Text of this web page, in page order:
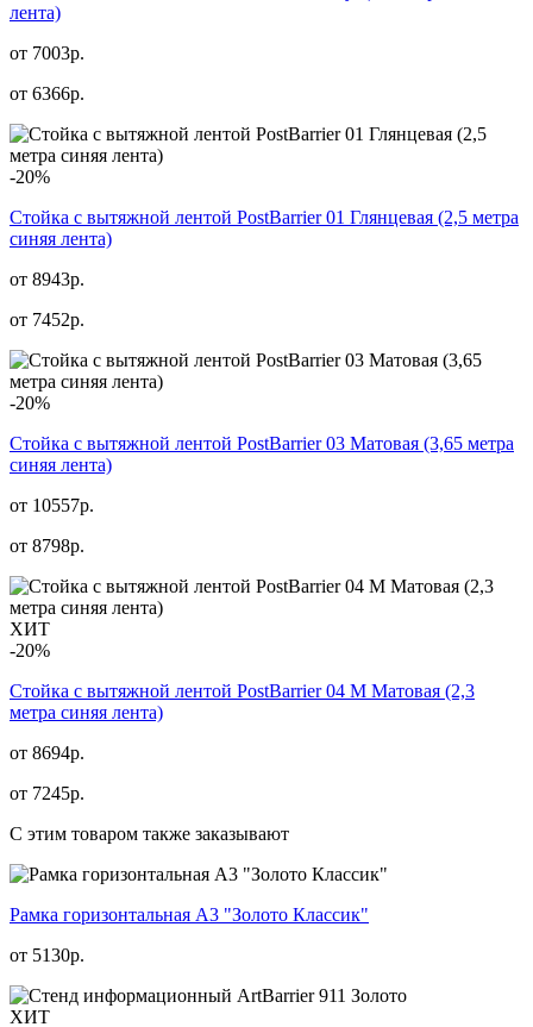
лента)
от 7003р.
от 6366р.
-20%
Стойка с вытяжной лентой PostBarrier 01 Глянцевая (2,5 метра
синяя лента)
от 8943р.
от 7452р.
-20%
Стойка с вытяжной лентой PostBarrier 03 Матовая (3,65 метра
синяя лента)
от 10557р.
от 8798р.
ХИТ
-20%
Стойка с вытяжной лентой PostBarrier 04 M Матовая (2,3
метра синяя лента)
от 8694р.
от 7245р.
С этим товаром также заказывают
Рамка горизонтальная А3 "Золото Классик"
от 5130р.
ХИТ